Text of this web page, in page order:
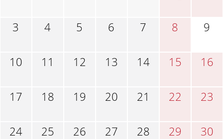
3 4 5 6 7 8 9
10 11 12 13 14 15 16
17 18 19 20 21 22 23
24 25 26 27 28 29 30